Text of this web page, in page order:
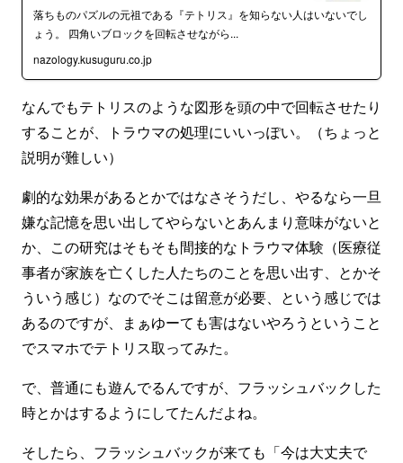
落ちものパズルの元祖である『テトリス』を知らない人はいないでし
ょう。 四角いブロックを回転させながら...
nazology.kusuguru.co.jp
なんでもテトリスのような図形を頭の中で回転させたり
することが、トラウマの処理にいいっぽい。（ちょっと
説明が難しい）
劇的な効果があるとかではなさそうだし、やるなら一旦
嫌な記憶を思い出してやらないとあんまり意味がないと
か、この研究はそもそも間接的なトラウマ体験（医療従
事者が家族を亡くした人たちのことを思い出す、とかそ
ういう感じ）なのでそこは留意が必要、という感じでは
あるのですが、まぁゆーても害はないやろうということ
でスマホでテトリス取ってみた。
で、普通にも遊んでるんですが、フラッシュバックした
時とかはするようにしてたんだよね。
そしたら、フラッシュバックが来ても「今は大丈夫で